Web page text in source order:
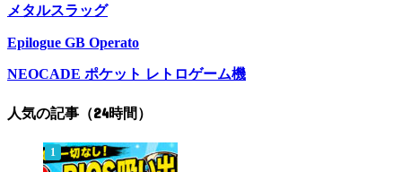
メタルスラッグ
Epilogue GB Operato
NEOCADE ポケット レトロゲーム機
人気の記事（24時間）